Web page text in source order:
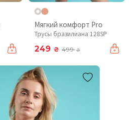
Мягкий комфорт Pro
Трусы бразилиана 128SP
249 ₴ 499₴